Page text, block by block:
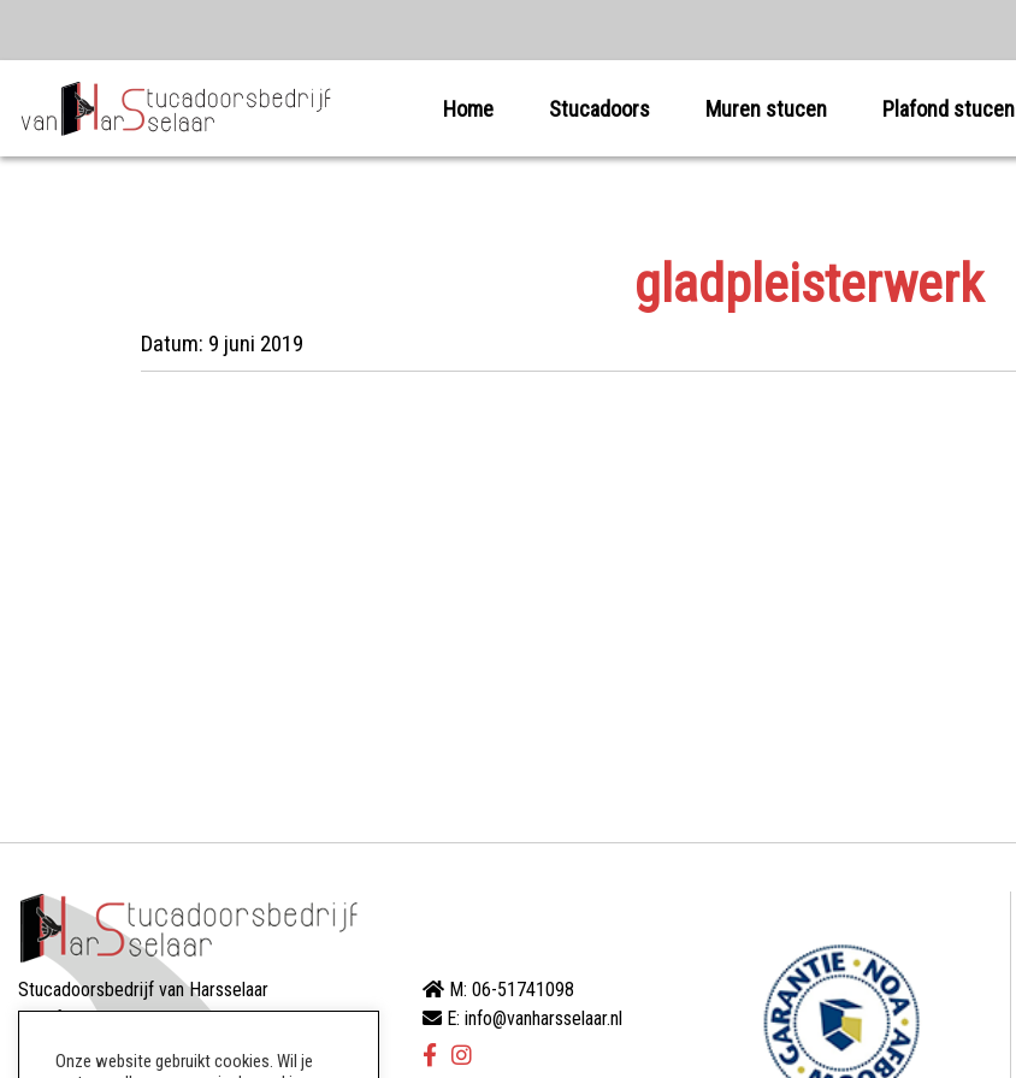
Home Stucadoors Muren stucen Plafond stucen
gladpleisterwerk
Datum: 9 juni 2019
Stucadoorsbedrijf van Harsselaar
Dreef 88
M: 06-51741098
E: info@vanharsselaar.nl
Onze website gebruikt cookies. Wil je